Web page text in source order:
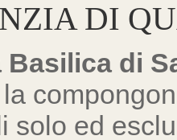
DI
Basilica di
solo ed